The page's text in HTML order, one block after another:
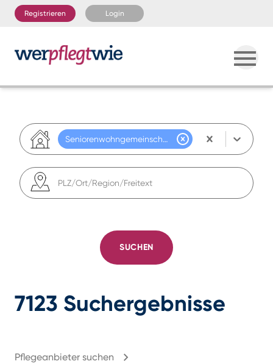
Registrieren Login
Seniorenwohngemeinschaft
PLZ/Ort/Region/Freitext
SUCHEN
7123 Suchergebnisse
Pflegeanbieter suchen